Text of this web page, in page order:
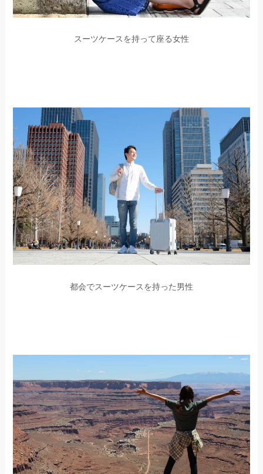
スーツケースを持って座る女性
都会でスーツケースを持った男性